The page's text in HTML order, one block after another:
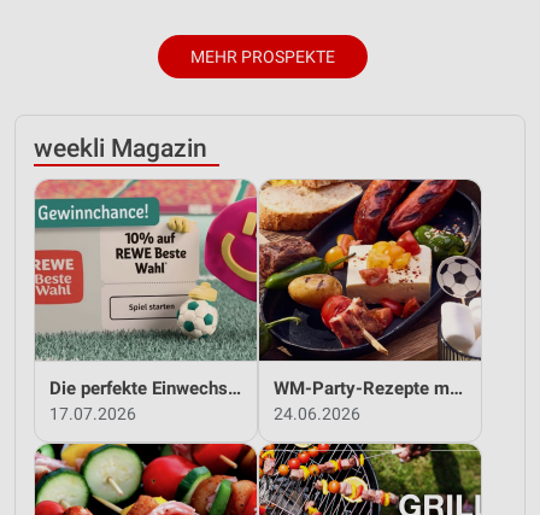
MEHR PROSPEKTE
weekli Magazin
Die perfekte Einwechslung: Dein Fan-Bonus!*
17.07.2026
WM-Party-Rezepte mit REWE!
24.06.2026